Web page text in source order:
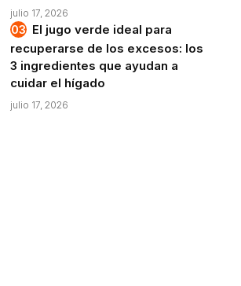
julio 17, 2026
El jugo verde ideal para
recuperarse de los excesos: los
3 ingredientes que ayudan a
cuidar el hígado
julio 17, 2026